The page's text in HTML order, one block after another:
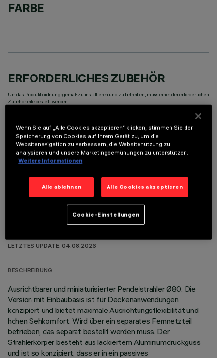
FARBE
ERFORDERLICHES ZUBEHÖR
Um das Produkt ordnungsgemäß zu installieren und zu betreiben, muss eines der erforderlichen
Zubehörteile bestellt werden:
OPTIONALE KOMPONENTEN
LETZTES UPDATE: 04.08.2026
BESCHREIBUNG
Ausrichtbarer und miniaturisierter Pendelstrahler Ø80. Die
Version mit Einbaubasis ist für Deckenanwendungen
konzipiert und bietet maximale Ausrichtungsflexibilität und
hohen Sehkomfort. Wird über ein separates Fernnetzteil
betrieben, das separat bestellt werden muss. Der
Strahlerkörper besteht aus lackiertem Aluminiumdruckguss
und ist so konzipiert, dass er in ein passives
Wenn Sie auf „Alle Cookies akzeptieren“ klicken, stimmen Sie der
Speicherung von Cookies auf Ihrem Gerät zu, um die
Websitenavigation zu verbessern, die Websitenutzung zu
analysieren und unsere Marketingbemühungen zu unterstützen.
Weitere Informationen
Alle ablehnen Alle Cookies akzeptieren
Cookie-Einstellungen